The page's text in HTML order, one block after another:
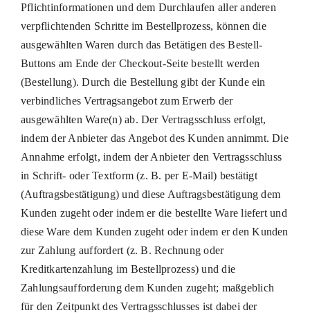
Pflichtinformationen und dem Durchlaufen aller anderen
verpflichtenden Schritte im Bestellprozess, können die
ausgewählten Waren durch das Betätigen des Bestell-
Buttons am Ende der Checkout-Seite bestellt werden
(Bestellung). Durch die Bestellung gibt der Kunde ein
verbindliches Vertragsangebot zum Erwerb der
ausgewählten Ware(n) ab. Der Vertragsschluss erfolgt,
indem der Anbieter das Angebot des Kunden annimmt. Die
Annahme erfolgt, indem der Anbieter den Vertragsschluss
in Schrift- oder Textform (z. B. per E-Mail) bestätigt
(Auftragsbestätigung) und diese Auftragsbestätigung dem
Kunden zugeht oder indem er die bestellte Ware liefert und
diese Ware dem Kunden zugeht oder indem er den Kunden
zur Zahlung auffordert (z. B. Rechnung oder
Kreditkartenzahlung im Bestellprozess) und die
Zahlungsaufforderung dem Kunden zugeht; maßgeblich
für den Zeitpunkt des Vertragsschlusses ist dabei der